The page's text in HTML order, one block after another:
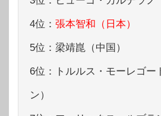
4位： 張本智和（日本）
5位：梁靖崑（中国）
6位：トルルス・モーレゴー
ン）